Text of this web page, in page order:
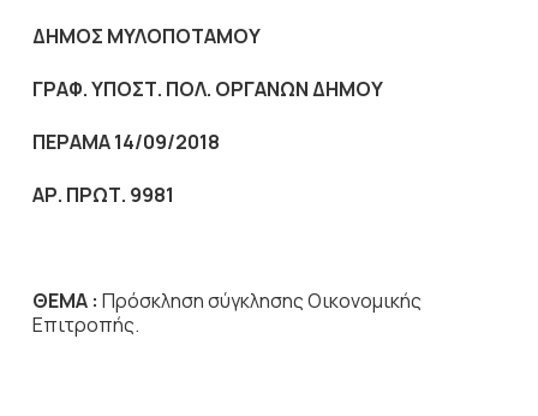
ΔΗΜΟΣ ΜΥΛΟΠΟΤΑΜΟΥ
ΓΡΑΦ. ΥΠΟΣΤ. ΠΟΛ. ΟΡΓΑΝΩΝ ΔΗΜΟΥ
ΠΕΡΑΜΑ 14/09/2018
ΑΡ. ΠΡΩΤ. 9981
ΘΕΜΑ : Πρόσκληση σύγκλησης Οικονομικής
Επιτροπής.